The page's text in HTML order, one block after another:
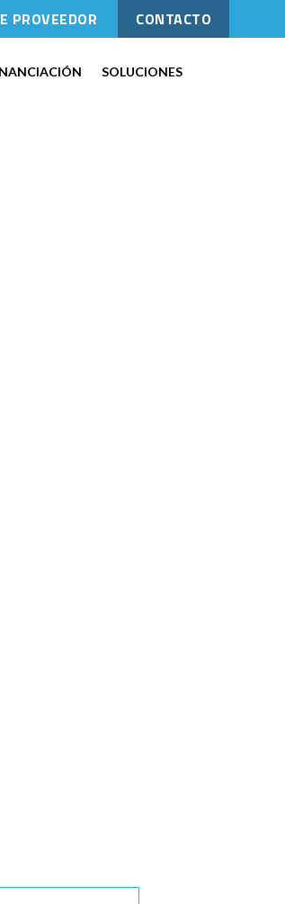
PROVEEDOR CONTACTO
SOLUCIONES